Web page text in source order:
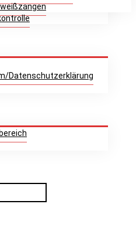
Datenschutzerklärung